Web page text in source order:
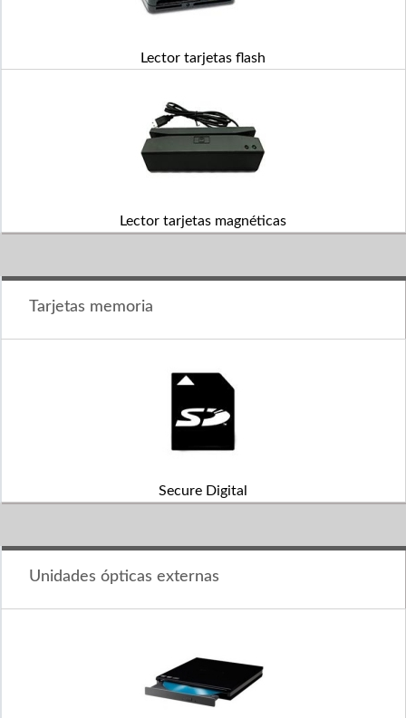
Lector tarjetas flash
Lector tarjetas magnéticas
Tarjetas memoria
Secure Digital
Unidades ópticas externas